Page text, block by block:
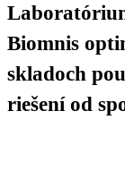
Biomnis
skladoch
riešení od